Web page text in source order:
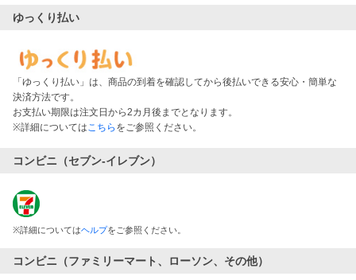
ゆっくり払い
「ゆっくり払い」は、商品の到着を確認してから後払いできる安心・簡単な
決済方法です。
お支払い期限は注文日から2カ月後までとなります。
※詳細についてはこちら をご参照ください。
コンビニ（セブン-イレブン）
※詳細についてはヘルプをご参照ください。
コンビニ（ファミリーマート、ローソン、その他）